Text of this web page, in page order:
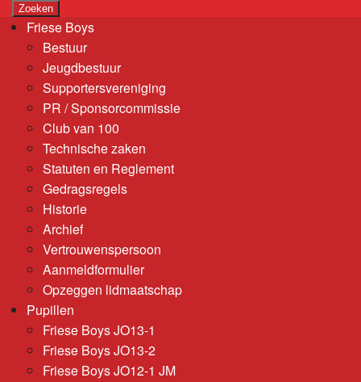
Friese Boys
Bestuur
Jeugdbestuur
Supportersvereniging
PR / Sponsorcommissie
Club van 100
Technische zaken
Statuten en Reglement
Gedragsregels
Historie
Archief
Vertrouwenspersoon
Aanmeldformulier
Opzeggen lidmaatschap
Pupillen
Friese Boys JO13-1
Friese Boys JO13-2
Friese Boys JO12-1 JM